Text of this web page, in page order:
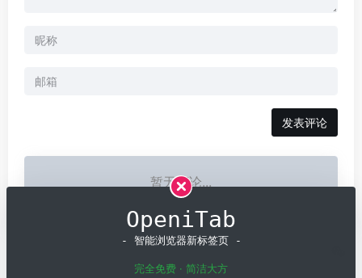
发表评论
暂无评论...
OpeniTab
- 智能浏览器新标签页 -
完全免费 · 简洁大方